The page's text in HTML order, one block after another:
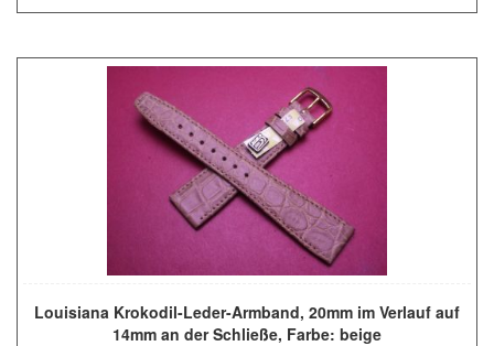
Louisiana Krokodil-Leder-Armband, 20mm im Verlauf auf
14mm an der Schließe, Farbe: beige